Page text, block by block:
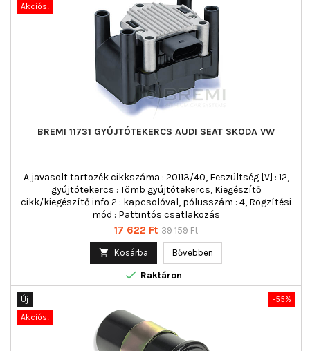
Akciós!
BREMI 11731 GYÚJTÓTEKERCS AUDI SEAT SKODA VW
A javasolt tartozék cikkszáma : 20113/40, Feszültség [V] : 12,
gyújtótekercs : Tömb gyújtótekercs, Kiegészítő
cikk/kiegészítő info 2 : kapcsolóval, pólusszám : 4, Rögzítési
mód : Pattintós csatlakozás
Ár
17 622 Ft Normál
39 159 Ft
 Kosárba Bővebben
 Raktáron
-55%
Új
Akciós!